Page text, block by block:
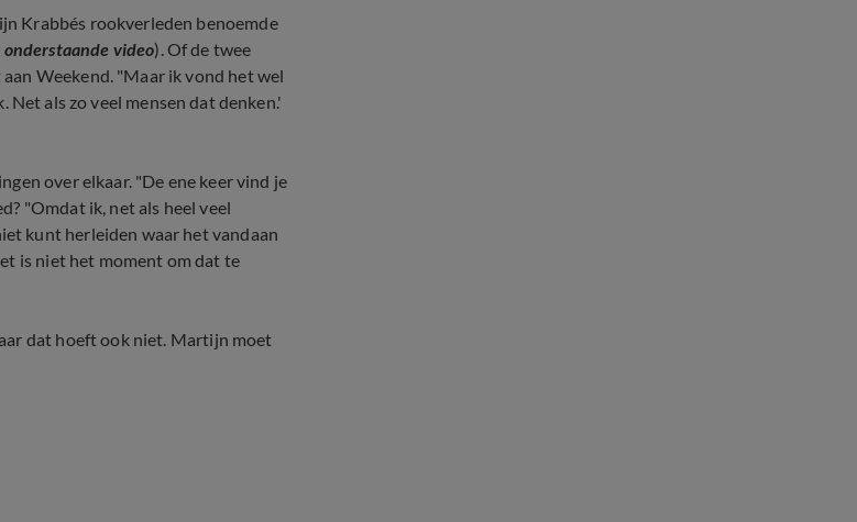
Krabbés rookverleden benoemde
onderstaande video). Of de twee
Weekend. "Maar ik vond het wel
als zo veel mensen dat denken.'
over elkaar. "De ene keer vind je
"Omdat ik, net als heel veel
kunt herleiden waar het vandaan
is niet het moment om dat te
dat hoeft ook niet. Martijn moet
kop?!’